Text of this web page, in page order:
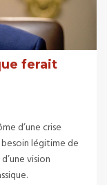
ferait
d’une crise
légitime de
vision